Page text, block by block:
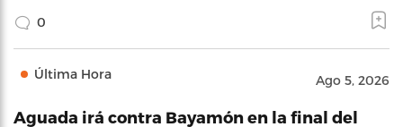
0
Última Hora Ago 5, 2026
Aguada irá contra Bayamón en la final del